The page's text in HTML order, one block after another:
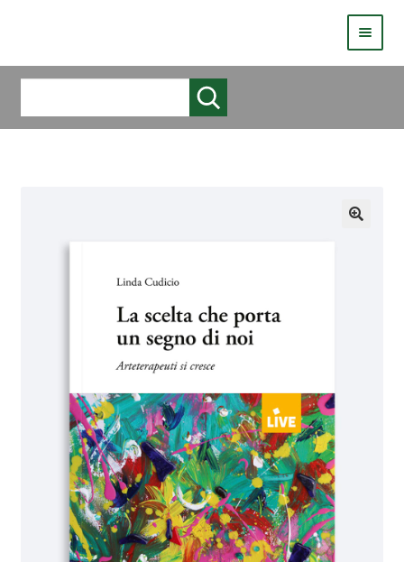
HOMEPAGE
COS’È LIVE
COME ACQUISTARE UN LIBRO ERICKSONLIVE?
VIDEO
IL MIO PROFILO